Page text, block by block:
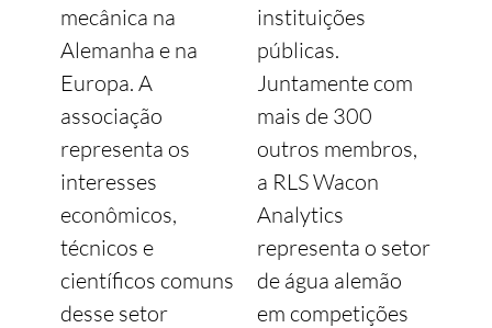
mecânica na
Alemanha e na
Europa. A
associação
representa os
interesses
econômicos,
técnicos e
científicos comuns
desse setor
instituições
públicas.
Juntamente com
mais de 300
outros membros,
a RLS Wacon
Analytics
representa o setor
de água alemão
em competições